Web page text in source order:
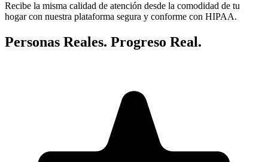
Recibe la misma calidad de atención desde la comodidad de tu
hogar con nuestra plataforma segura y conforme con HIPAA.
Personas Reales. Progreso Real.